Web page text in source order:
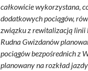
całkowicie wykorzystana,
dodatkowych pociągów,
związku z rewitalizacją linii
Rudna Gwizdanów
pociągów bezpośrednich z
planowany na rozkład